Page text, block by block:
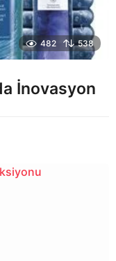
482 538
İnovasyon